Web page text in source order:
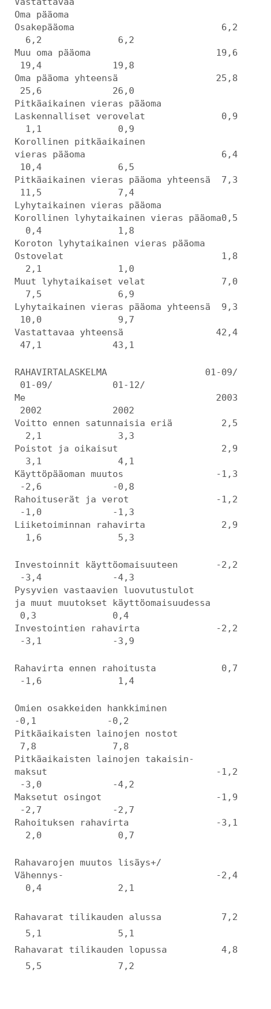
Oma pääoma
Osakepääoma 6,2
6,2 6,2
Muu oma pääoma 19,6
19,4 19,8
Oma pääoma yhteensä 25,8
25,6 26,0
Pitkäaikainen vieras pääoma
Laskennalliset verovelat 0,9
1,1 0,9
Korollinen pitkäaikainen
vieras pääoma 6,4
10,4 6,5
Pitkäaikainen vieras pääoma yhteensä 7,3
11,5 7,4
Lyhytaikainen vieras pääoma
Korollinen lyhytaikainen vieras pääoma0,5
0,4 1,8
Koroton lyhytaikainen vieras pääoma
Ostovelat 1,8
2,1 1,0
Muut lyhytaikaiset velat 7,0
7,5 6,9
Lyhytaikainen vieras pääoma yhteensä 9,3
10,0 9,7
Vastattavaa yhteensä 42,4
47,1 43,1
RAHAVIRTALASKELMA 01-09/
01-09/ 01-12/
Me 2003
2002 2002
Voitto ennen satunnaisia eriä 2,5
2,1 3,3
Poistot ja oikaisut 2,9
3,1 4,1
Käyttöpääoman muutos -1,3
-2,6 -0,8
Rahoituserät ja verot -1,2
-1,0 -1,3
Liiketoiminnan rahavirta 2,9
1,6 5,3
Investoinnit käyttöomaisuuteen -2,2
-3,4 -4,3
Pysyvien vastaavien luovutustulot
ja muut muutokset käyttöomaisuudessa
0,3 0,4
Investointien rahavirta -2,2
-3,1 -3,9
Rahavirta ennen rahoitusta 0,7
-1,6 1,4
Omien osakkeiden hankkiminen
-0,1 -0,2
Pitkäaikaisten lainojen nostot
7,8 7,8
Pitkäaikaisten lainojen takaisin-
maksut -1,2
-3,0 -4,2
Maksetut osingot -1,9
-2,7 -2,7
Rahoituksen rahavirta -3,1
2,0 0,7
Rahavarojen muutos lisäys+/
Vähennys- -2,4
0,4 2,1
Rahavarat tilikauden alussa 7,2
5,1 5,1
Rahavarat tilikauden lopussa 4,8
5,5 7,2